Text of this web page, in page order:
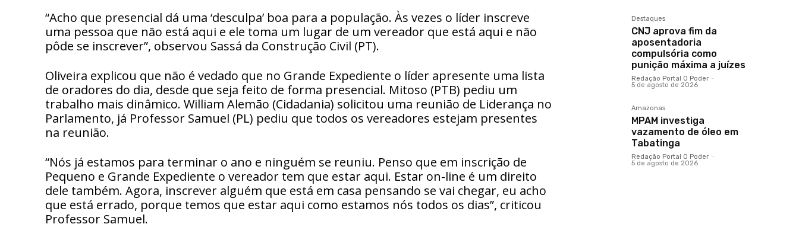
“Acho que presencial dá uma ‘desculpa’ boa para a população. Às vezes o líder inscreve
uma pessoa que não está aqui e ele toma um lugar de um vereador que está aqui e não
pôde se inscrever”, observou Sassá da Construção Civil (PT).
Oliveira explicou que não é vedado que no Grande Expediente o líder apresente uma lista
de oradores do dia, desde que seja feito de forma presencial. Mitoso (PTB) pediu um
trabalho mais dinâmico. William Alemão (Cidadania) solicitou uma reunião de Liderança no
Parlamento, já Professor Samuel (PL) pediu que todos os vereadores estejam presentes
na reunião.
“Nós já estamos para terminar o ano e ninguém se reuniu. Penso que em inscrição de
Pequeno e Grande Expediente o vereador tem que estar aqui. Estar on-line é um direito
dele também. Agora, inscrever alguém que está em casa pensando se vai chegar, eu acho
que está errado, porque temos que estar aqui como estamos nós todos os dias”, criticou
Professor Samuel.
Destaques
CNJ aprova fim da
aposentadoria
compulsória como
punição máxima a juízes
Redação Portal O Poder -
5 de agosto de 2026
Amazonas
MPAM investiga
vazamento de óleo em
Tabatinga
Redação Portal O Poder -
5 de agosto de 2026